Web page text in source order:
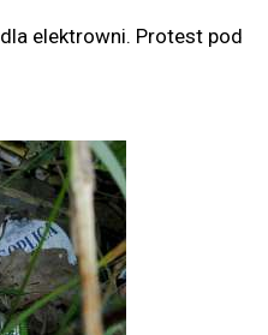
elektrowni. Protest pod